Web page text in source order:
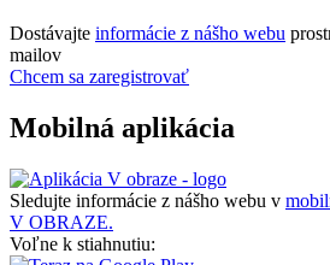
Dostávajte informácie z nášho webu
mailov
Chcem sa zaregistrovať
Mobilná aplikácia
Sledujte informácie z nášho webu v
V OBRAZE.
Voľne k stiahnutiu: